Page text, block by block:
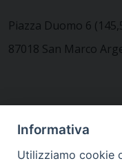
Piazza Duomo 6
87018 San Marco
Informativa
Utilizziamo cookie